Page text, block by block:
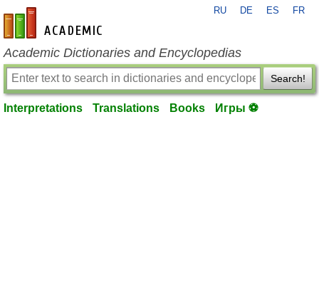
en-academic.com
RU DE ES FR
Academic Dictionaries and Encyclopedias
Search!
Interpretations Translations Books Игры ⚽